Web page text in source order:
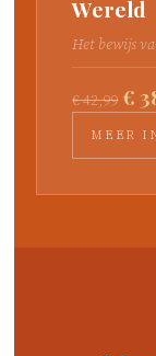
Wereld
Het bewijs
€ 42,99 €
MEER